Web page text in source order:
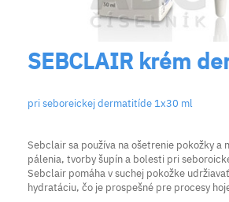
SEBCLAIR krém
pri seboreickej dermatitíde 1x30 ml
Sebclair sa používa na ošetrenie pokožky a
pálenia, tvorby šupín a bolesti pri
Sebclair pomáha v suchej pokožke
hydratáciu, čo je prospešné pre procesy